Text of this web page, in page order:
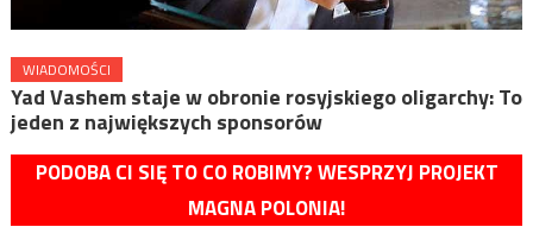
WIADOMOŚCI
Yad Vashem staje w obronie rosyjskiego oligarchy: To
jeden z największych sponsorów
PODOBA CI SIĘ TO CO ROBIMY? WESPRZYJ PROJEKT
MAGNA POLONIA!